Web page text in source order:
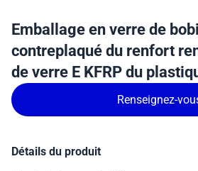
Emballage en verre de
contreplaqué du renfort
de verre E KFRP du
Renseignez-
Détails du produit